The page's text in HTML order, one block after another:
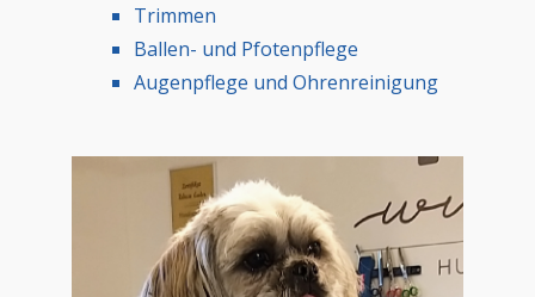
Trimmen
Ballen- und Pfotenpflege
Augenpflege und Ohrenreinigung